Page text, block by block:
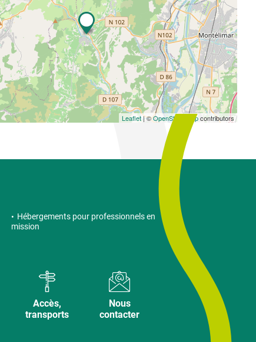
Leaflet| ©OpenStreetMapcontributors
Hébergements pour professionnels en
mission
Accès,
transports
Nous
contacter